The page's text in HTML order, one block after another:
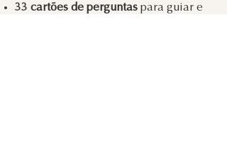
33 cartões de perguntas para guiar e